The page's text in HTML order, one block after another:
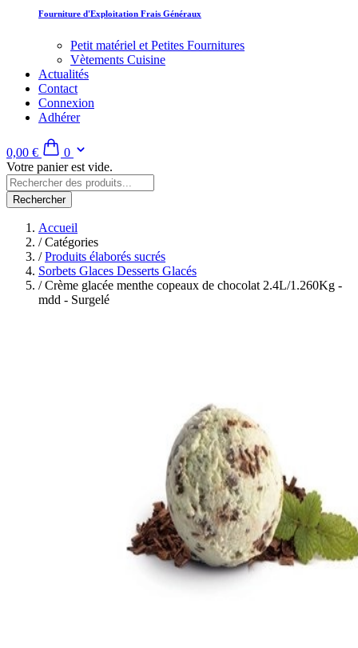
Fourniture d'Exploitation Frais Généraux
Petit matériel et Petites Fournitures
Vètements Cuisine
Actualités
Contact
Connexion
Adhérer
0,00 €
0
Votre panier est vide.
Rechercher
Accueil
/Catégories
/ Produits élaborés sucrés
Sorbets Glaces Desserts Glacés
/Crème glacée menthe copeaux de chocolat 2.4L/1.260Kg -
mdd - Surgelé